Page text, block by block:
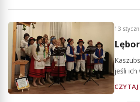
13
jeśli ich